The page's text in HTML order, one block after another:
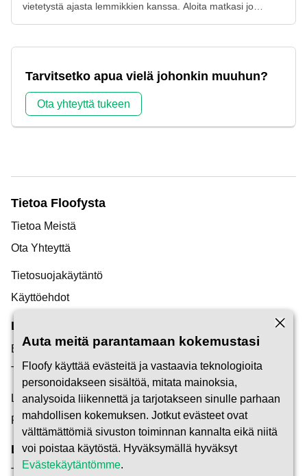
vietetystä ajasta lemmikkien kanssa. Aloita matkasi jo
Tarvitsetko apua vielä johonkin muuhun?
Ota yhteyttä tukeen
Tietoa Floofysta
Tietoa Meistä
Ota Yhteyttä
Tietosuojakäytäntö
Käyttöehdot
Löytö
Blogimme
Tukikeskus
Löydä Lemmikkienhoitaja
Ryhdy Pet Careriksi
Luottamus ja Turvallisuus
Turvallisuus
Auta meitä parantamaan kokemustasi
Floofy käyttää evästeitä ja vastaavia teknologioita
personoidakseen sisältöä, mitata mainoksia,
analysoida liikennettä ja tarjotakseen sinulle parhaan
mahdollisen kokemuksen. Jotkut evästeet ovat
välttämättömiä sivuston toiminnan kannalta eikä niitä
voi poistaa käytöstä. Hyväksymällä hyväksyt
Evästekäytäntömme.